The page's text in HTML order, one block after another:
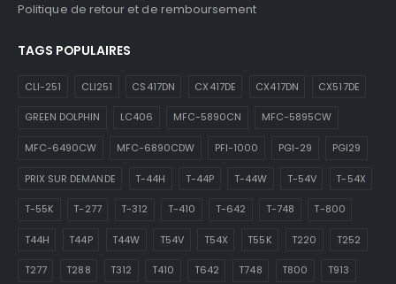
Politique de retour et de remboursement
TAGS POPULAIRES
CLI-251 CLI251 CS417DN CX417DE CX417DN CX517DE
GREEN DOLPHIN LC406 MFC-5890CN MFC-5895CW
MFC-6490CW MFC-6890CDW PFI-1000 PGI-29 PGI29
PRIX SUR DEMANDE T-44H T-44P T-44W T-54V T-54X
T-55K T-277 T-312 T-410 T-642 T-748 T-800
T44H T44P T44W T54V T54X T55K T220 T252
T277 T288 T312 T410 T642 T748 T800 T913